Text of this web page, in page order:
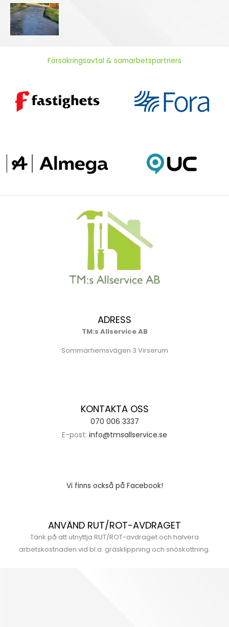
Försäkringsavtal & samarbetspartners
ADRESS
TM:s Allservice AB
Sommarhemsvägen 3 Virserum
KONTAKTA OSS
070 006 3337
E-post: info@tmsallservice.se
Vi finns också på Facebook!
ANVÄND RUT/ROT-AVDRAGET
Tänk på att utnyttja RUT/ROT-avdraget och halvera
arbetskostnaden vid bl.a. gräsklippning och snöskottning.